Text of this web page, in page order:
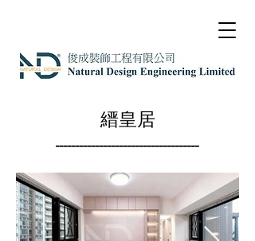
縉皇居
------------------------------------